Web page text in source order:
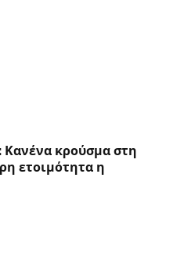
Κανένα κρούσμα στη
ετοιμότητα η